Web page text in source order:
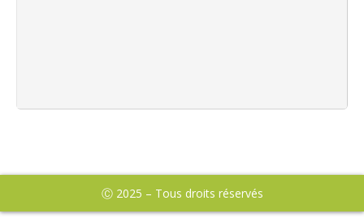
Ⓒ 2025 – Tous droits réservés